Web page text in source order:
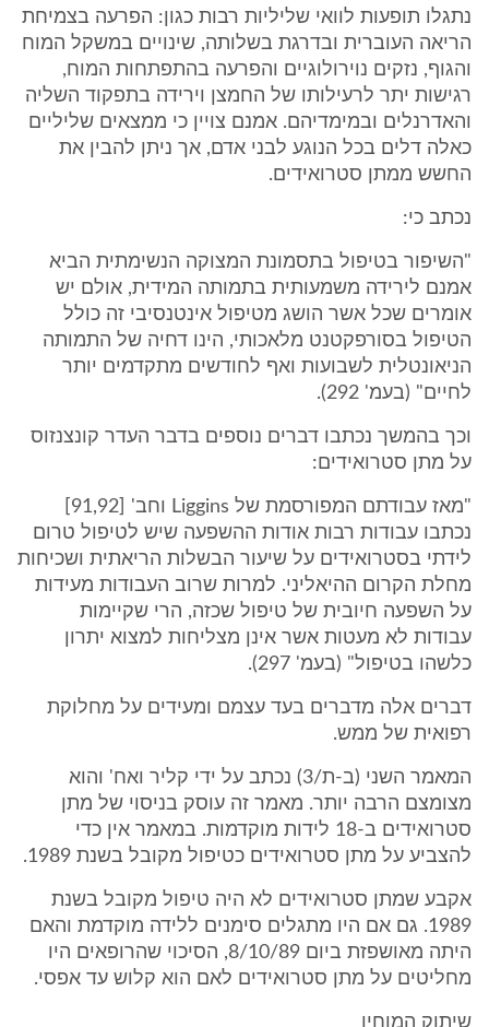
נתגלו תופעות לוואי שליליות רבות כגון: הפרעה בצמיחת
הריאה העוברית ובדרגת בשלותה, שינויים במשקל המוח
והגוף, נזקים נוירולוגיים והפרעה בהתפתחות המוח,
רגישות יתר לרעילותו של החמצן וירידה בתפקוד השליה
והאדרנלים ובמימדיהם. אמנם צויין כי ממצאים שליליים
כאלה דלים בכל הנוגע לבני אדם, אך ניתן להבין את
החשש ממתן סטרואידים.
נכתב כי:
"השיפור בטיפול בתסמונת המצוקה הנשימתית הביא
אמנם לירידה משמעותית בתמותה המידית, אולם יש
אומרים שכל אשר הושג מטיפול אינטנסיבי זה כולל
הטיפול בסורפקטנט מלאכותי, הינו דחיה של התמותה
הניאונטלית לשבועות ואף לחודשים מתקדמים יותר
לחיים" (בעמ' 292).
וכך בהמשך נכתבו דברים נוספים בדבר העדר קונצנזוס
על מתן סטרואידים:
נכתבו עבודות רבות אודות ההשפעה שיש לטיפול טרום
לידתי בסטרואידים על שיעור הבשלות הריאתית ושכיחות
מחלת הקרום ההיאליני. למרות שרוב העבודות מעידות
על השפעה חיובית של טיפול שכזה, הרי שקיימות
עבודות לא מעטות אשר אינן מצליחות למצוא יתרון
כלשהו בטיפול" (בעמ' 297).
דברים אלה מדברים בעד עצמם ומעידים על מחלוקת
רפואית של ממש.
המאמר השני (ב-ת/3) נכתב על ידי קליר ואח' והוא
מצומצם הרבה יותר. מאמר זה עוסק בניסוי של מתן
סטרואידים ב-18 לידות מוקדמות. במאמר אין כדי
להצביע על מתן סטרואידים כטיפול מקובל בשנת 1989.
אקבע שמתן סטרואידים לא היה טיפול מקובל בשנת
1989. גם אם היו מתגלים סימנים ללידה מוקדמת והאם
היתה מאושפזת ביום 8/10/89, הסיכוי שהרופאים היו
מחליטים על מתן סטרואידים לאם הוא קלוש עד אפסי.
שיתוק המוחין